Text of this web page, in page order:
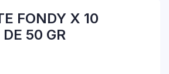
FONDY X 10
50 GR